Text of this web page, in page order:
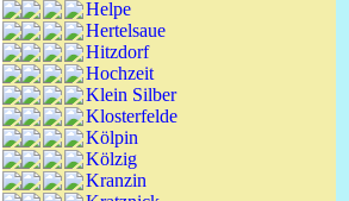
Helpe
Hertelsaue
Hitzdorf
Hochzeit
Klein Silber
Klosterfelde
Kölpin
Kölzig
Kranzin